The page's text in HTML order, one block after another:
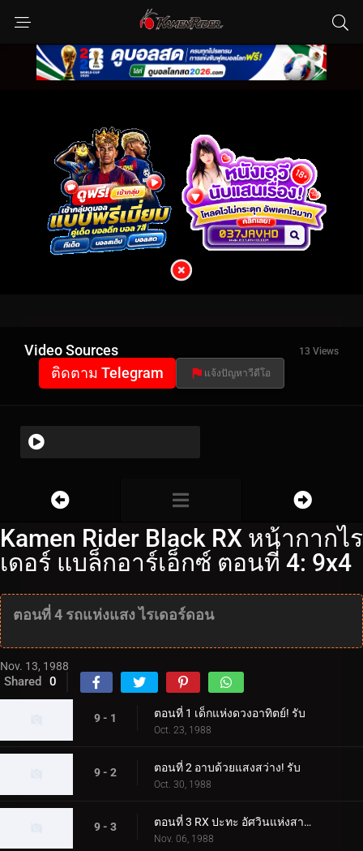
Video Sources 13 Views
ติดตาม Telegram แจ้งปัญหาวีดีโอ
Kamen Rider Black RX หน้ากากไร
เดอร์ แบล็กอาร์เอ็กซ์ ตอนที่ 4: 9x4
ตอนที่ 4 รถแห่งแสง ไรเดอร์ดอน
Nov. 13, 1988
Shared 0
9 - 1 ตอนที่ 1 เด็กแห่งดวงอาทิตย์! รับ
Oct. 23, 1988
9 - 2 ตอนที่ 2 อาบด้วยแสงสว่าง! รับ
Oct. 30, 1988
9 - 3 ตอนที่ 3 RX ปะทะ อัศวินแห่งสายลม
Nov. 06, 1988